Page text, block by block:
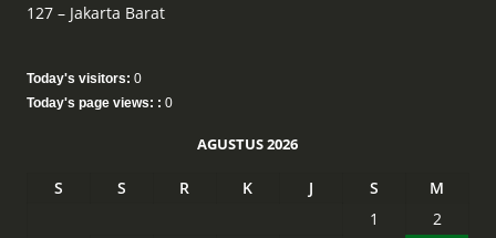
127 – Jakarta Barat
Today's visitors: 0
Today's page views: : 0
AGUSTUS 2026
S S R K J S
M
1
2